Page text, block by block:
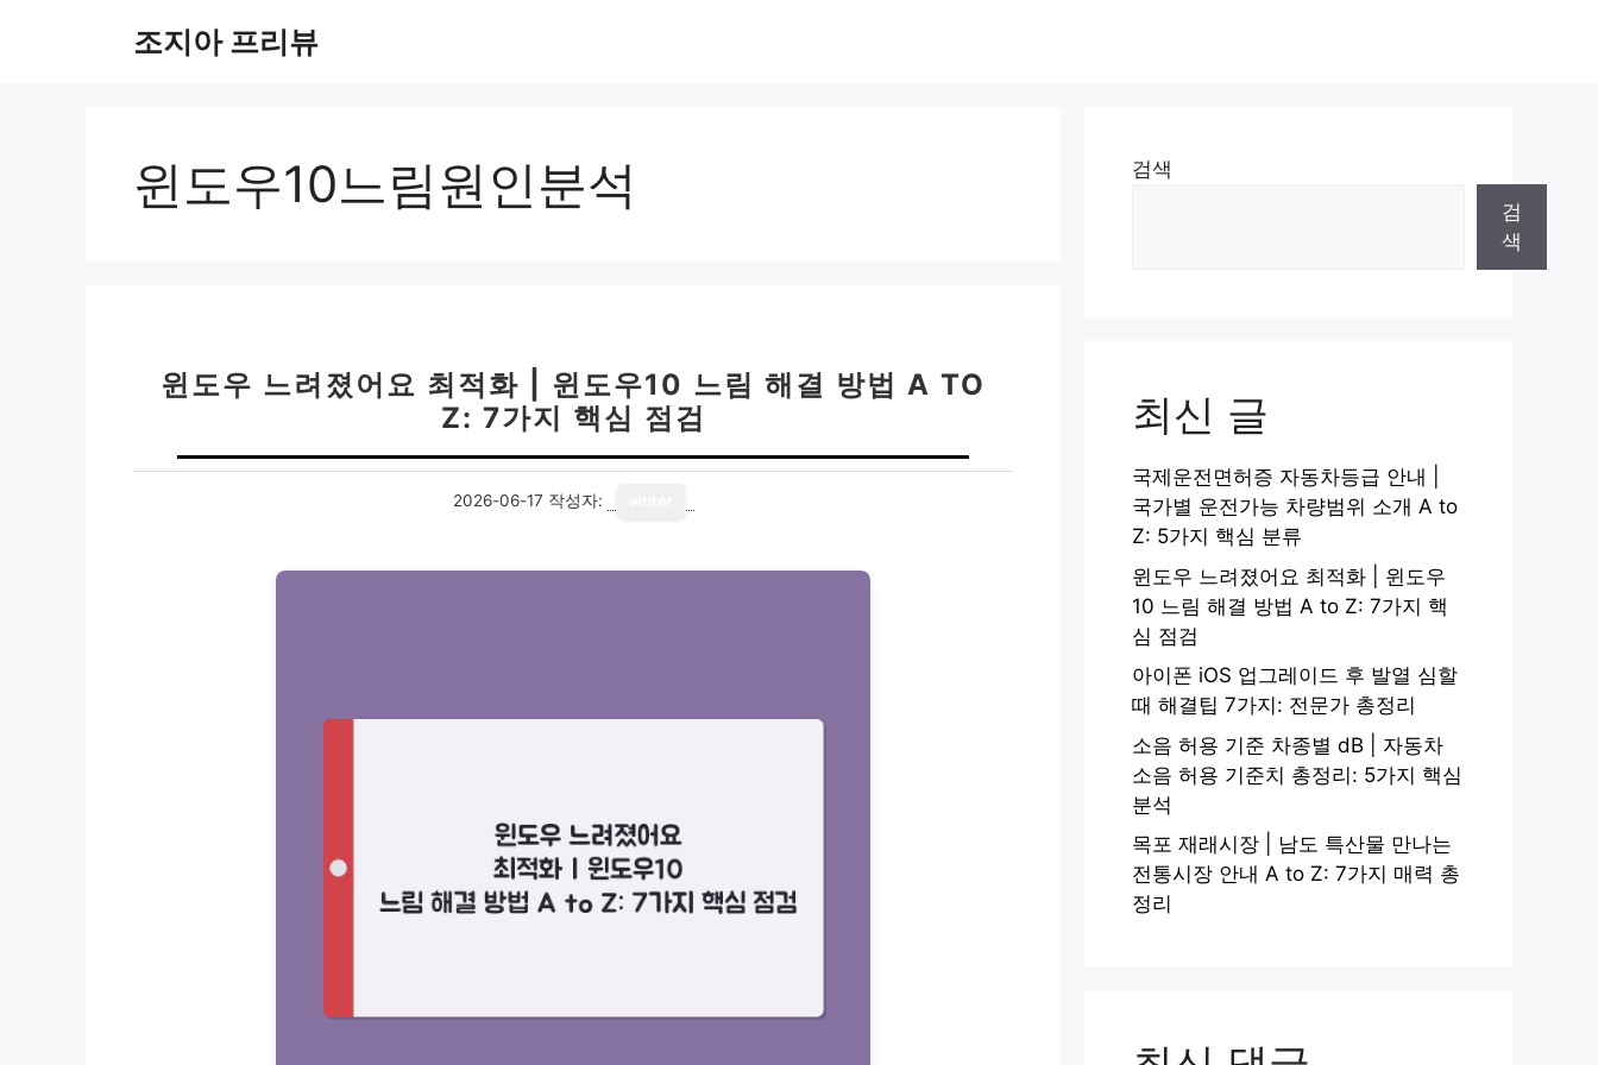
조지아 프리뷰
윈도우10느림원인분석
윈도우 느려졌어요 최적화 | 윈도우10 느림 해결 방법 A TO
Z: 7가지 핵심 점검
2026-06-17 작성자:
검색
검
색
최신 글
국제운전면허증 자동차등급 안내 |
국가별 운전가능 차량범위 소개 A to
Z: 5가지 핵심 분류
윈도우 느려졌어요 최적화 | 윈도우
10 느림 해결 방법 A to Z: 7가지 핵
심 점검
아이폰 iOS 업그레이드 후 발열 심할
때 해결팁 7가지: 전문가 총정리
소음 허용 기준 차종별 dB | 자동차
소음 허용 기준치 총정리: 5가지 핵심
분석
목포 재래시장 | 남도 특산물 만나는
전통시장 안내 A to Z: 7가지 매력 총
정리